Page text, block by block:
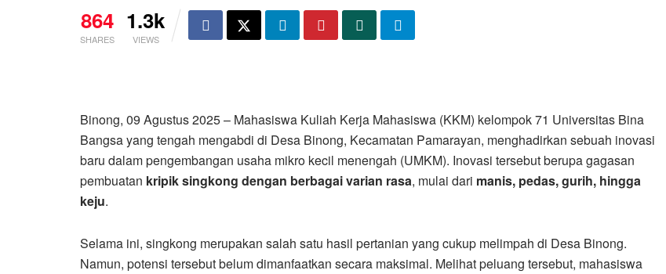
864
SHARES
1.3k
VIEWS
Binong, 09 Agustus 2025 – Mahasiswa Kuliah Kerja Mahasiswa (KKM) kelompok 71 Universitas Bina
Bangsa yang tengah mengabdi di Desa Binong, Kecamatan Pamarayan, menghadirkan sebuah inovasi
baru dalam pengembangan usaha mikro kecil menengah (UMKM). Inovasi tersebut berupa gagasan
pembuatan kripik singkong dengan berbagai varian rasa, mulai dari manis, pedas, gurih, hingga
keju.
Selama ini, singkong merupakan salah satu hasil pertanian yang cukup melimpah di Desa Binong.
Namun, potensi tersebut belum dimanfaatkan secara maksimal. Melihat peluang tersebut, mahasiswa